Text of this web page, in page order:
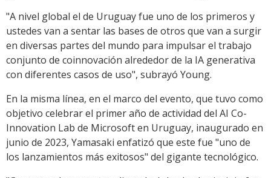
"A nivel global el de Uruguay fue uno de los primeros y
ustedes van a sentar las bases de otros que van a surgir
en diversas partes del mundo para impulsar el trabajo
conjunto de coinnovación alrededor de la IA generativa
con diferentes casos de uso", subrayó Young.
En la misma línea, en el marco del evento, que tuvo como
objetivo celebrar el primer año de actividad del AI Co-
Innovation Lab de Microsoft en Uruguay, inaugurado en
junio de 2023, Yamasaki enfatizó que este fue "uno de
los lanzamientos más exitosos" del gigante tecnológico.